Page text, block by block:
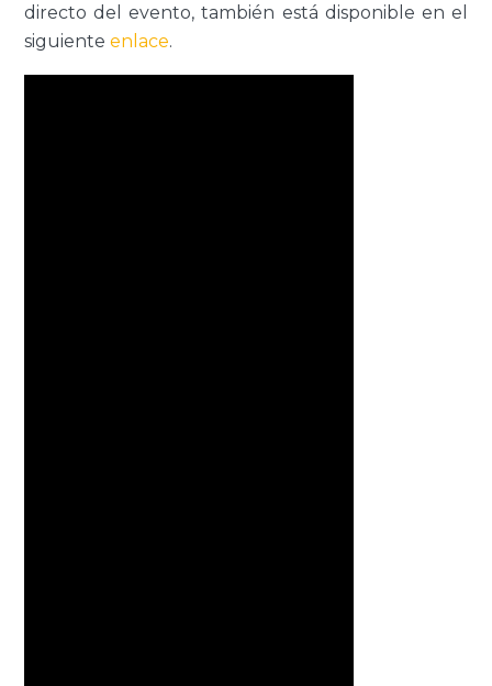
directo del evento, también está disponible en el
siguienteenlace.